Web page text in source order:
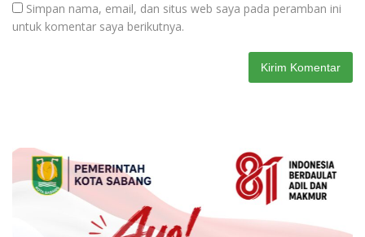
Simpan nama, email, dan situs web saya pada peramban ini
untuk komentar saya berikutnya.